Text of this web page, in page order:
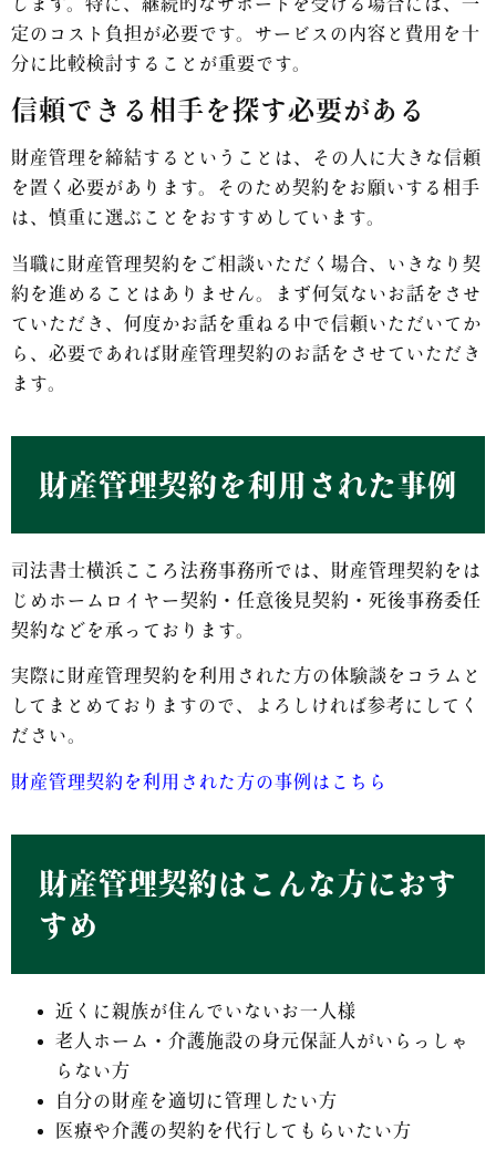
定のコスト負担が必要です。サービスの内容と費用を十
分に比較検討することが重要です。
信頼できる相手を探す必要がある
財産管理を締結するということは、その人に大きな信頼
を置く必要があります。そのため契約をお願いする相手
は、慎重に選ぶことをおすすめしています。
当職に財産管理契約をご相談いただく場合、いきなり契
約を進めることはありません。まず何気ないお話をさせ
ていただき、何度かお話を重ねる中で信頼いただいてか
ら、必要であれば財産管理契約のお話をさせていただき
ます。
財産管理契約を利用された事例
司法書士横浜こころ法務事務所では、財産管理契約をは
じめホームロイヤー契約・任意後見契約・死後事務委任
契約などを承っております。
実際に財産管理契約を利用された方の体験談をコラムと
してまとめておりますので、よろしければ参考にしてく
ださい。
財産管理契約を利用された方の事例はこちら
財産管理契約はこんな方におす
すめ
近くに親族が住んでいないお一人様
老人ホーム・介護施設の身元保証人がいらっしゃ
らない方
自分の財産を適切に管理したい方
医療や介護の契約を代行してもらいたい方